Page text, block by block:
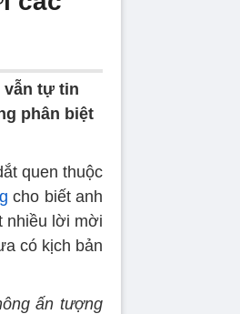
vẫn tự tin
phân biệt
quen thuộc
cho biết anh
nhiều lời mời
có kịch bản
ấn tượng